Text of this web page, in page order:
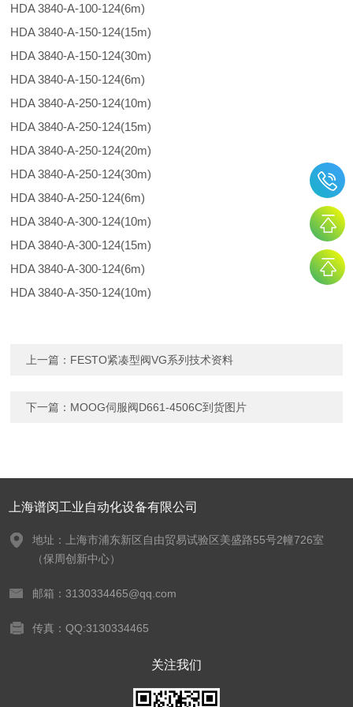
HDA 3840-A-100-124(6m)
HDA 3840-A-150-124(15m)
HDA 3840-A-150-124(30m)
HDA 3840-A-150-124(6m)
HDA 3840-A-250-124(10m)
HDA 3840-A-250-124(15m)
HDA 3840-A-250-124(20m)
HDA 3840-A-250-124(30m)
HDA 3840-A-250-124(6m)
HDA 3840-A-300-124(10m)
HDA 3840-A-300-124(15m)
HDA 3840-A-300-124(6m)
HDA 3840-A-350-124(10m)
上一篇： FESTO紧凑型阀VG系列技术资料
下一篇： MOOG伺服阀D661-4506C到货图片
上海谱闵工业自动化设备有限公司
地址：上海市浦东新区自由贸易试验区美盛路55号2幢726室
（保周创新中心）
邮箱：3130334465@qq.com
传真：QQ:3130334465
关注我们